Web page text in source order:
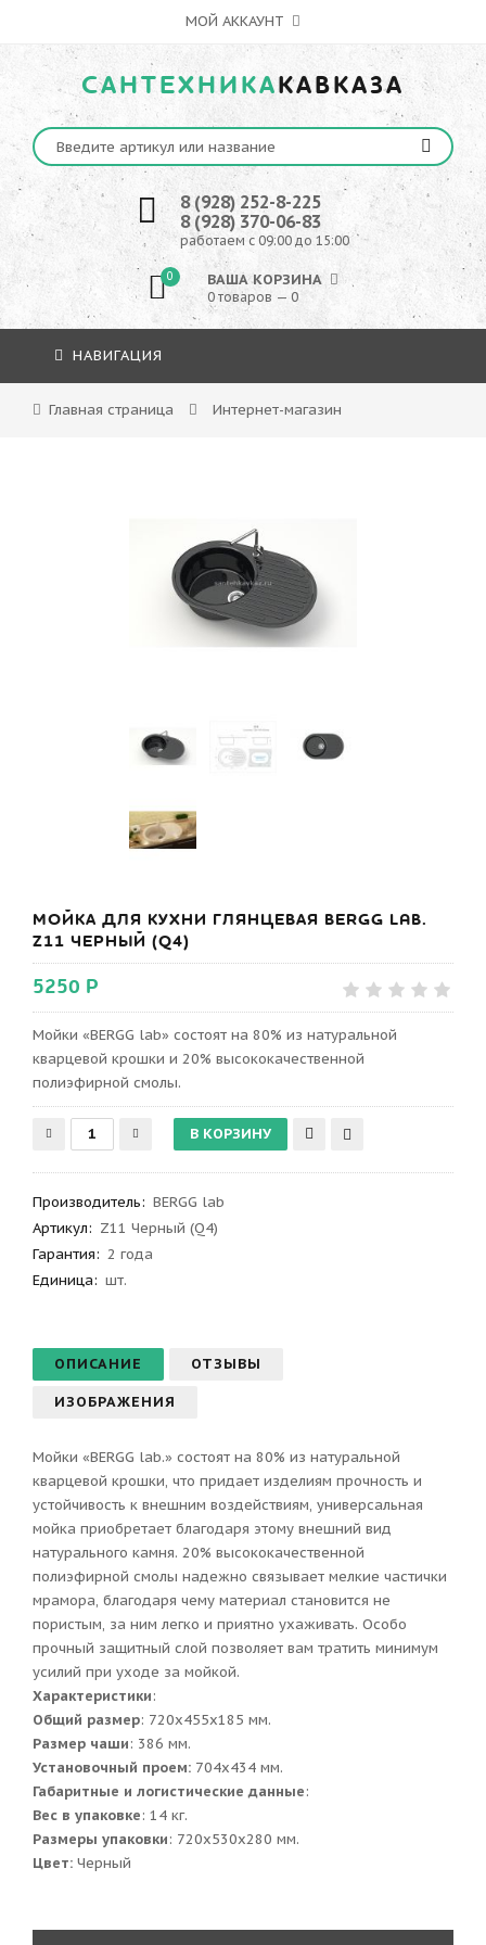
МОЙ АККАУНТ
САНТЕХНИКАКАВКАЗА
8 (928) 252-8-225
8 (928) 370-06-83
работаем с 09:00 до 15:00
0 ВАША КОРЗИНА
0 товаров — 0
НАВИГАЦИЯ
Главная страница Интернет-магазин
МОЙКА ДЛЯ КУХНИ ГЛЯНЦЕВАЯ BERGG LAB.
Z11 ЧЕРНЫЙ (Q4)
5250 Р
Мойки «BERGG lab» состоят на 80% из натуральной
кварцевой крошки и 20% высококачественной
полиэфирной смолы.
Производитель: BERGG lab
Артикул: Z11 Черный (Q4)
Гарантия: 2 года
Единица: шт.
ОПИСАНИЕ ОТЗЫВЫ
ИЗОБРАЖЕНИЯ
Мойки «BERGG lab.» состоят на 80% из натуральной
кварцевой крошки, что придает изделиям прочность и
устойчивость к внешним воздействиям, универсальная
мойка приобретает благодаря этому внешний вид
натурального камня. 20% высококачественной
полиэфирной смолы надежно связывает мелкие частички
мрамора, благодаря чему материал становится не
пористым, за ним легко и приятно ухаживать. Особо
прочный защитный слой позволяет вам тратить минимум
усилий при уходе за мойкой.
Характеристики:
Общий размер: 720x455x185 мм.
Размер чаши: 386 мм.
Установочный проем: 704x434 мм.
Габаритные и логистические данные:
Вес в упаковке: 14 кг.
Размеры упаковки: 720x530x280 мм.
Цвет: Черный